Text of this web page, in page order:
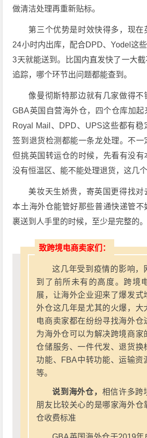
做清洁处理再重新贴标。
第三个优势是时效快得多，现在
24小时内出库，配合DPD、Yodel这
3天就能送到。比国内直发快了一大
追踪，哪个环节出问题都能查到。
像曼彻斯特那边就有几家做得不
GBA英国自营海外仓，四个仓库加起
Royal Mail、DPD、UPS这些都有稳
签到退货检测都能一条龙处理。不一
但挑英国转运仓的时候，先看有没有
没有恒温区、能不能处理退货，这几
美妆天生娇贵，寄英国更得找对
本土海外仓能管好那些普通快递管不
裹送到人手里的时候，至少是完整的。
致跨境电商卖家们：
这几年受到疫情的影响，
到了前所未有的高度。跨境
展，让海外企业迎来了爆发式
外仓这几年是尤其的火爆，大
电商卖家都在纷纷寻找海外仓
为海外仓可以为解决跨境商家
仓储服务、一件代发、退货换
功能、FBA中转功能、运输资
等。
说到海外仓， 相信许多跨
朋友比较关心的是哪家海外仓
仓收费标准